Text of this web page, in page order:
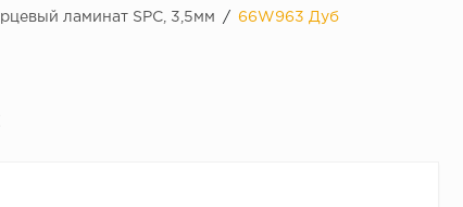
ламинат SPC, 3,5мм /
66W963 Дуб